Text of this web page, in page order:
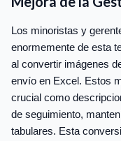
Los minoristas y
enormemente de esta
al convertir imágenes
envío en Excel. Estos
crucial como
de seguimiento,
tabulares. Esta